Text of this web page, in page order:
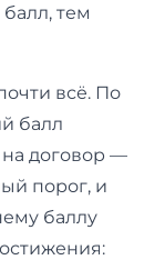
тем
всё. По
балл
договор —
порог, и
баллу